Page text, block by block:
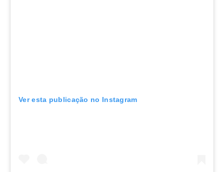
Ver esta publicação no Instagram